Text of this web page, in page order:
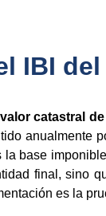
IBI
catastral
anualmente
base
final, sino
es la